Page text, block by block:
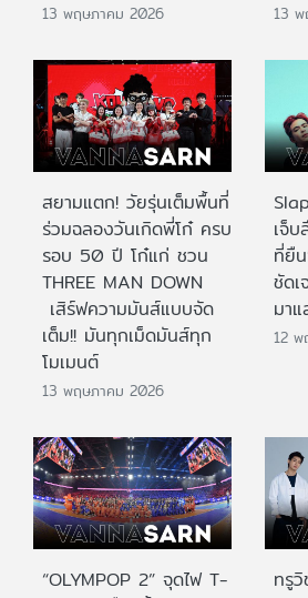
13 พฤษภาคม 2026 13
สยามแตก! วัยรุ่นเต็มพื้นที่
ร่วมฉลองวันเกิดพี่โก๋ ครบ
รอบ 50 ปี โก๋แก่ ชวน
THREE MAN DOWN
เสิร์ฟความมันส์แบบจัด
เต็ม!! มันทุกเม็ดมันส์ทุก
โมเมนต์
13 พฤษภาคม 2026
เจ็
ที่ยื
ชัด
มา
12 พ
“OLYMPOP 2” จุดไฟ T-
ทรู